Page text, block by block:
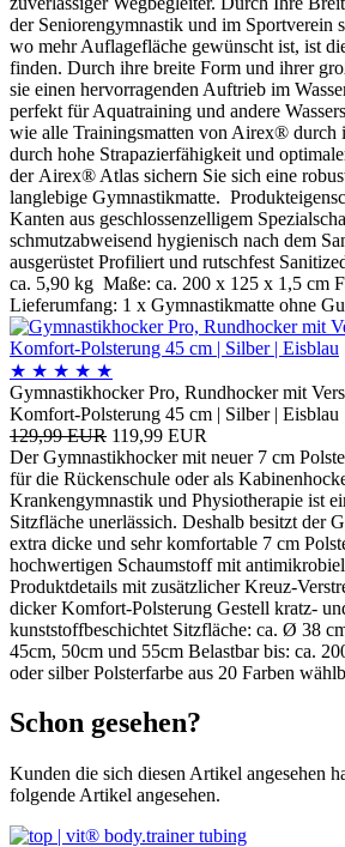
der Seniorengymnastik und im Sportverein
wo mehr Auflagefläche gewünscht ist, ist
finden. Durch ihre breite Form und ihrer
sie einen hervorragenden Auftrieb im
perfekt für Aquatraining und andere
wie alle Trainingsmatten von Airex® durch
durch hohe Strapazierfähigkeit und
der Airex® Atlas sichern Sie sich eine
langlebige Gymnastikmatte.
Kanten aus geschlossenzelligem
schmutzabweisend hygienisch nach dem
ausgerüstet Profiliert und rutschfest
ca. 5,90 kg Maße: ca. 200 x 125 x 1,5 cm
Lieferumfang: 1 x Gymnastikmatte ohne
★ ★ ★ ★ ★
Gymnastikhocker Pro, Rundhocker mit
Komfort-Polsterung 45 cm | Silber | Eisblau
129,99 EUR 119,99 EUR
Der Gymnastikhocker mit neuer 7 cm
für die Rückenschule oder als
Krankengymnastik und Physiotherapie ist
Sitzfläche unerlässich. Deshalb besitzt der
extra dicke und sehr komfortable 7 cm
hochwertigen Schaumstoff mit
Produktdetails mit zusätzlicher Kreuz-
dicker Komfort-Polsterung Gestell kratz-
kunststoffbeschichtet Sitzfläche: ca. Ø 38
45cm, 50cm und 55cm Belastbar bis: ca.
oder silber Polsterfarbe aus 20 Farben
Schon gesehen?
Kunden die sich diesen Artikel angesehen
folgende Artikel angesehen.